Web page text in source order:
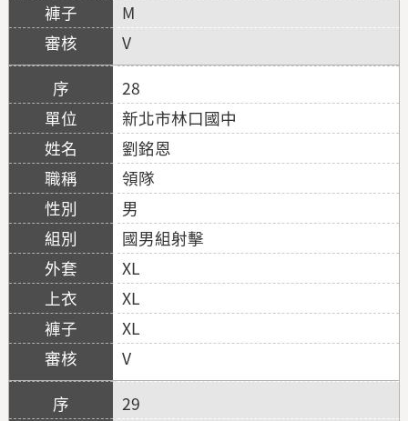
M
V
28
新北市林口國中
劉銘恩
領隊
男
國男組射擊
XL
XL
XL
V
29